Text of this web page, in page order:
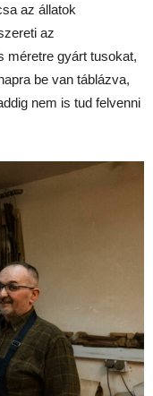
az állatok
az
méretre gyárt tusokat,
be van táblázva,
nem is tud felvenni